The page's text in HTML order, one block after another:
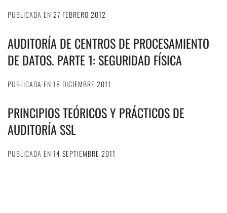
PUBLICADA EN 27 FEBRERO 2012
AUDITORÍA DE CENTROS DE PROCESAMIENTO
DE DATOS. PARTE 1: SEGURIDAD FÍSICA
PUBLICADA EN 18 DICIEMBRE 2011
PRINCIPIOS TEÓRICOS Y PRÁCTICOS DE
AUDITORÍA SSL
PUBLICADA EN 14 SEPTIEMBRE 2011